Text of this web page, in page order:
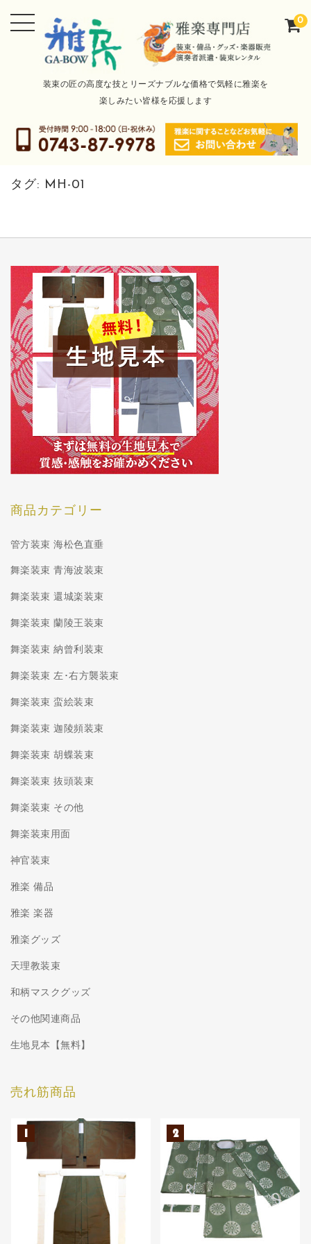
装束の匠の高度な技とリーズナブルな価格で気軽に雅楽を
楽しみたい皆様を応援します
0
タグ: MH-01
商品カテゴリー
管方装束 海松色直垂
舞楽装束 青海波装束
舞楽装束 還城楽装束
舞楽装束 蘭陵王装束
舞楽装束 納曾利装束
舞楽装束 左･右方襲装束
舞楽装束 蛮絵装束
舞楽装束 迦陵頻装束
舞楽装束 胡蝶装束
舞楽装束 抜頭装束
舞楽装束 その他
舞楽装束用面
神官装束
雅楽 備品
雅楽 楽器
雅楽グッズ
天理教装束
和柄マスクグッズ
その他関連商品
生地見本【無料】
売れ筋商品